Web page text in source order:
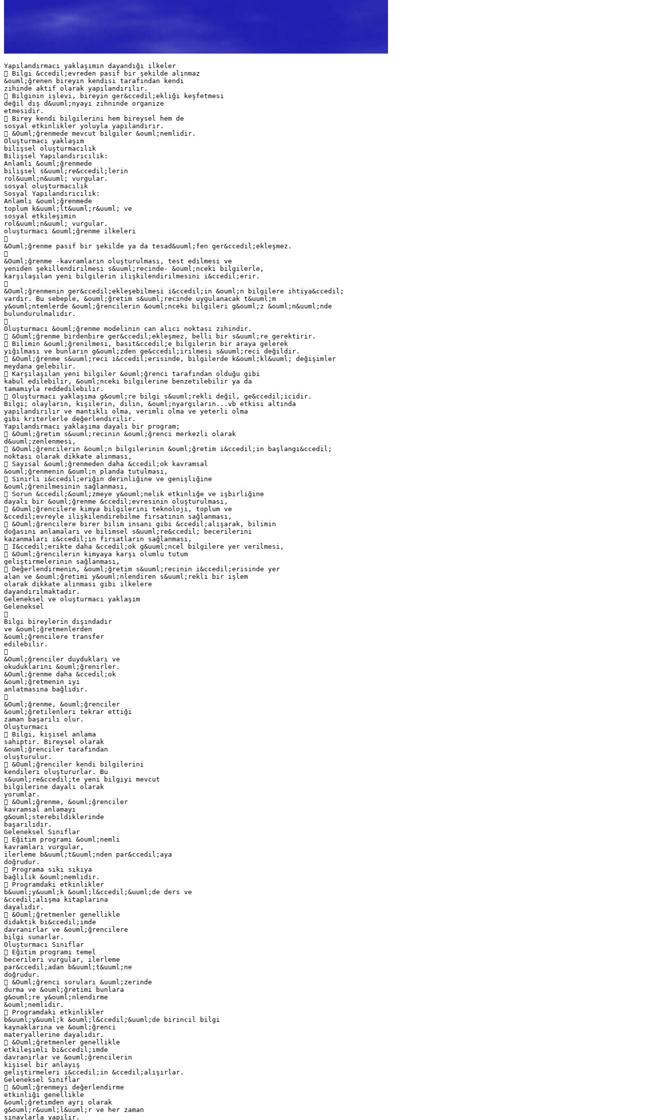
Yapılandırmacı yaklaşımın dayandığı ilkeler
 Bilgi &ccedil;evreden pasif bir şekilde alınmaz
&ouml;ğrenen bireyin kendisi tarafından kendi
zihinde aktif olarak yapılandırılır.
 Bilginin işlevi, bireyin ger&ccedil;ekliği keşfetmesi
değil dış d&uuml;nyayı zihninde organize
etmesidir.
 Birey kendi bilgilerini hem bireysel hem de
sosyal etkinlikler yoluyla yapılandırır.
 &Ouml;ğrenmede mevcut bilgiler &ouml;nemlidir.
Oluşturmacı yaklaşım
bilişsel oluşturmacılık
Bilişsel Yapılandırıcılık:
Anlamlı &ouml;ğrenmede
bilişsel s&uuml;re&ccedil;lerin
rol&uuml;n&uuml; vurgular.
sosyal oluşturmacılık
Sosyal Yapılandırıcılık:
Anlamlı &ouml;ğrenmede
toplum k&uuml;lt&uuml;r&uuml; ve
sosyal etkileşimin
rol&uuml;n&uuml; vurgular.
oluşturmacı &ouml;ğrenme ilkeleri

&Ouml;ğrenme pasif bir şekilde ya da tesad&uuml;fen ger&ccedil;ekleşmez.

&Ouml;ğrenme -kavramların oluşturulması, test edilmesi ve
yeniden şekillendirilmesi s&uuml;recinde- &ouml;nceki bilgilerle,
karşılaşılan yeni bilgilerin ilişkilendirilmesini i&ccedil;erir.

&Ouml;ğrenmenin ger&ccedil;ekleşebilmesi i&ccedil;in &ouml;n bilgilere ihtiya&ccedil;
vardır. Bu sebeple, &ouml;ğretim s&uuml;recinde uygulanacak t&uuml;m
y&ouml;ntemlerde &ouml;ğrencilerin &ouml;nceki bilgileri g&ouml;z &ouml;n&uuml;nde
bulundurulmalıdır.

Oluşturmacı &ouml;ğrenme modelinin can alıcı noktası zihindir.
 &Ouml;ğrenme birdenbire ger&ccedil;ekleşmez, belli bir s&uuml;re gerektirir.
 Bilimin &ouml;ğrenilmesi, basit&ccedil;e bilgilerin bir araya gelerek
yığılması ve bunların g&ouml;zden ge&ccedil;irilmesi s&uuml;reci değildir.
 &Ouml;ğrenme s&uuml;reci i&ccedil;erisinde, bilgilerde k&ouml;kl&uuml; değişimler
meydana gelebilir.
 Karşılaşılan yeni bilgiler &ouml;ğrenci tarafından olduğu gibi
kabul edilebilir, &ouml;nceki bilgilerine benzetilebilir ya da
tamamıyla reddedilebilir.
 Oluşturmacı yaklaşıma g&ouml;re bilgi s&uuml;rekli değil, ge&ccedil;icidir.
Bilgi; olayların, kişilerin, dilin, &ouml;nyargıların...vb etkisi altında
yapılandırılır ve mantıklı olma, verimli olma ve yeterli olma
gibi kriterlerle değerlendirilir.
Yapılandırmacı yaklaşıma dayalı bir program;
 &Ouml;ğretim s&uuml;recinin &ouml;ğrenci merkezli olarak
d&uuml;zenlenmesi,
 &Ouml;ğrencilerin &ouml;n bilgilerinin &ouml;ğretim i&ccedil;in başlangı&ccedil;
noktası olarak dikkate alınması,
 Sayısal &ouml;ğrenmeden daha &ccedil;ok kavramsal
&ouml;ğrenmenin &ouml;n planda tutulması,
 Sınırlı i&ccedil;eriğin derinliğine ve genişliğine
&ouml;ğrenilmesinin sağlanması,
 Sorun &ccedil;&ouml;zmeye y&ouml;nelik etkinliğe ve işbirliğine
dayalı bir &ouml;ğrenme &ccedil;evresinin oluşturulması,
 &Ouml;ğrencilere kimya bilgilerini teknoloji, toplum ve
&ccedil;evreyle ilişkilendirebilme fırsatının sağlanması,
 &Ouml;ğrencilere birer bilim insanı gibi &ccedil;alışarak, bilimin
doğasını anlamaları ve bilimsel s&uuml;re&ccedil; becerilerini
kazanmaları i&ccedil;in fırsatların sağlanması,
 İ&ccedil;erikte daha &ccedil;ok g&uuml;ncel bilgilere yer verilmesi,
 &Ouml;ğrencilerin kimyaya karşı olumlu tutum
geliştirmelerinin sağlanması,
 Değerlendirmenin, &ouml;ğretim s&uuml;recinin i&ccedil;erisinde yer
alan ve &ouml;ğretimi y&ouml;nlendiren s&uuml;rekli bir işlem
olarak dikkate alınması gibi ilkelere
dayandırılmaktadır.
Geleneksel ve oluşturmacı yaklaşım
Geleneksel

Bilgi bireylerin dışındadır
ve &ouml;ğretmenlerden
&ouml;ğrencilere transfer
edilebilir.

&Ouml;ğrenciler duydukları ve
okuduklarını &ouml;ğrenirler.
&Ouml;ğrenme daha &ccedil;ok
&ouml;ğretmenin iyi
anlatmasına bağlıdır.

&Ouml;ğrenme, &ouml;ğrenciler
&ouml;ğretilenleri tekrar ettiği
zaman başarılı olur.
Oluşturmacı
 Bilgi, kişisel anlama
sahiptir. Bireysel olarak
&ouml;ğrenciler tarafından
oluşturulur.
 &Ouml;ğrenciler kendi bilgilerini
kendileri oluştururlar. Bu
s&uuml;re&ccedil;te yeni bilgiyi mevcut
bilgilerine dayalı olarak
yorumlar.
 &Ouml;ğrenme, &ouml;ğrenciler
kavramsal anlamayı
g&ouml;sterebildiklerinde
başarılıdır.
Geleneksel Sınıflar
 Eğitim programı &ouml;nemli
kavramları vurgular,
ilerleme b&uuml;t&uuml;nden par&ccedil;aya
doğrudur.
 Programa sıkı sıkıya
bağlılık &ouml;nemlidir.
 Programdaki etkinlikler
b&uuml;y&uuml;k &ouml;l&ccedil;&uuml;de ders ve
&ccedil;alışma kitaplarına
dayalıdır.
 &Ouml;ğretmenler genellikle
didaktik bi&ccedil;imde
davranırlar ve &ouml;ğrencilere
bilgi sunarlar.
Oluşturmacı Sınıflar
 Eğitim programı temel
becerileri vurgular, ilerleme
par&ccedil;adan b&uuml;t&uuml;ne
doğrudur.
 &Ouml;ğrenci soruları &uuml;zerinde
durma ve &ouml;ğretimi bunlara
g&ouml;re y&ouml;nlendirme
&ouml;nemlidir.
 Programdaki etkinlikler
b&uuml;y&uuml;k &ouml;l&ccedil;&uuml;de birincil bilgi
kaynaklarına ve &ouml;ğrenci
materyallerine dayalıdır.
 &Ouml;ğretmenler genellikle
etkileşimli bi&ccedil;imde
davranırlar ve &ouml;ğrencilerin
kişisel bir anlayış
geliştirmeleri i&ccedil;in &ccedil;alışırlar.
Geleneksel Sınıflar
 &Ouml;ğrenmeyi değerlendirme
etkinliği genellikle
&ouml;ğretimden ayrı olarak
g&ouml;r&uuml;l&uuml;r ve her zaman
sınavlarla yapılır.